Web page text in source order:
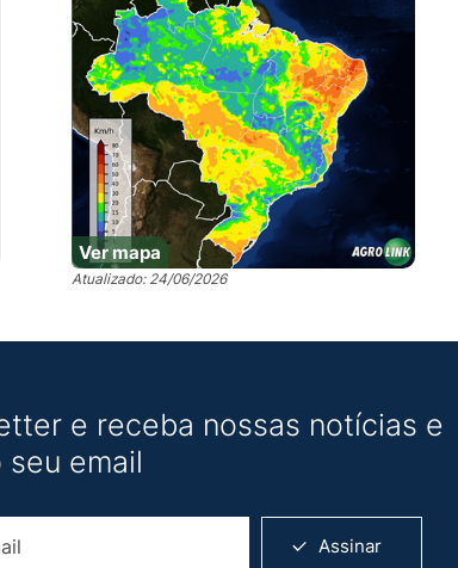
Ver mapa
Atualizado: 24/06/2026
e receba nossas notícias e
email
Assinar